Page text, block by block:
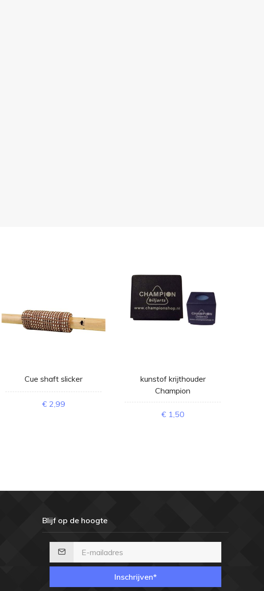
Cue shaft slicker
€ 2,99
kunstof krijthouder
Champion
€ 1,50
Blijf op de hoogte
Inschrijven*